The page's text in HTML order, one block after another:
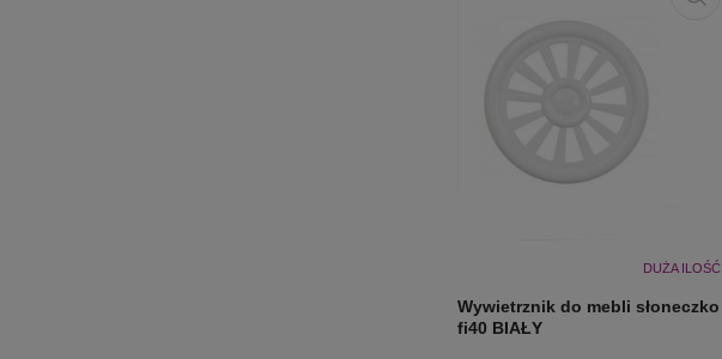
DUŻA ILOŚĆ
Wywietrznik do mebli słoneczko
fi40 BIAŁY